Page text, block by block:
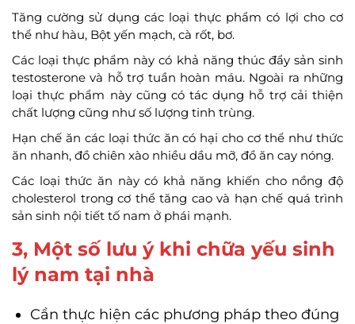
Tăng cường sử dụng các loại thực phẩm có lợi cho cơ
thể như hàu, Bột yến mạch, cà rốt, bơ.
Các loại thực phẩm này có khả năng thúc đẩy sản sinh
testosterone và hỗ trợ tuần hoàn máu. Ngoài ra những
loại thực phẩm này cũng có tác dụng hỗ trợ cải thiện
chất lượng cũng như số lượng tinh trùng.
Hạn chế ăn các loại thức ăn có hại cho cơ thể như thức
ăn nhanh, đồ chiên xào nhiều dầu mỡ, đồ ăn cay nóng.
Các loại thức ăn này có khả năng khiến cho nồng độ
cholesterol trong cơ thể tăng cao và hạn chế quá trình
sản sinh nội tiết tố nam ở phái mạnh.
3, Một số lưu ý khi chữa yếu sinh
lý nam tại nhà
Cần thực hiện các phương pháp theo đúng